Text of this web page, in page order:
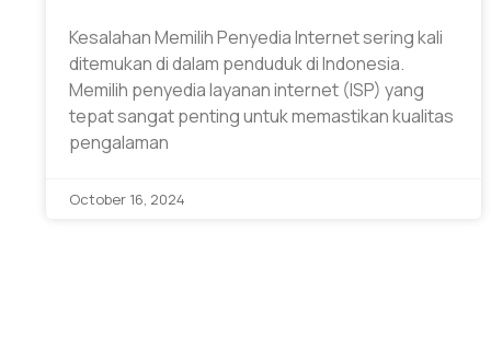
Kesalahan Memilih Penyedia Internet sering kali
ditemukan di dalam penduduk di Indonesia.
Memilih penyedia layanan internet (ISP) yang
tepat sangat penting untuk memastikan kualitas
pengalaman
October 16, 2024